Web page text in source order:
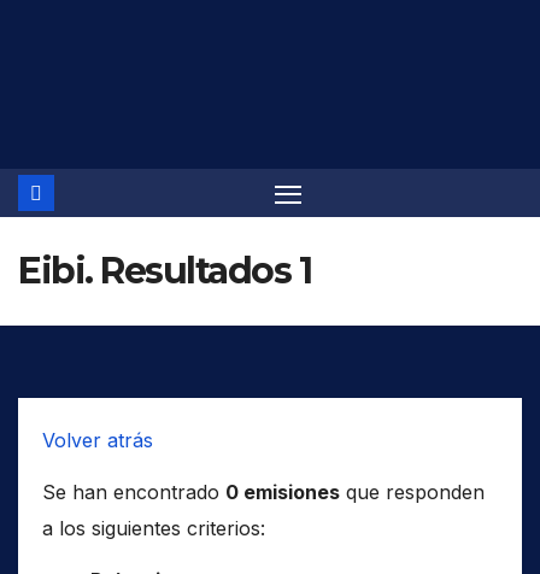
Eibi. Resultados 1
Volver atrás
Se han encontrado 0 emisiones que responden
a los siguientes criterios: